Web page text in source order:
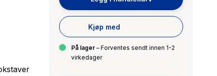
Kjøp med
På lager – Forventes sendt innen 1-2
virkedager